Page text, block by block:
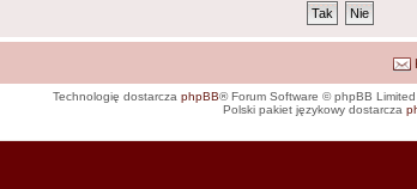
Technologię dostarcza phpBB® Forum Software © phpBB Limited
Polski pakiet językowy dostarcza